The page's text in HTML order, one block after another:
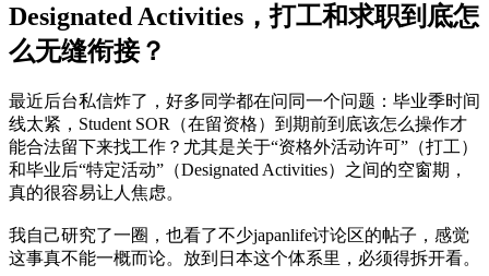
Designated Activities，打工和求职到底怎
么无缝衔接？
最近后台私信炸了，好多同学都在问同一个问题：毕业季时间
线太紧，Student SOR（在留资格）到期前到底该怎么操作才
能合法留下来找工作？尤其是关于“资格外活动许可”（打工）
和毕业后“特定活动”（Designated Activities）之间的空窗期，
真的很容易让人焦虑。
我自己研究了一圈，也看了不少japanlife讨论区的帖子，感觉
这事真不能一概而论。放到日本这个体系里，必须得拆开看。